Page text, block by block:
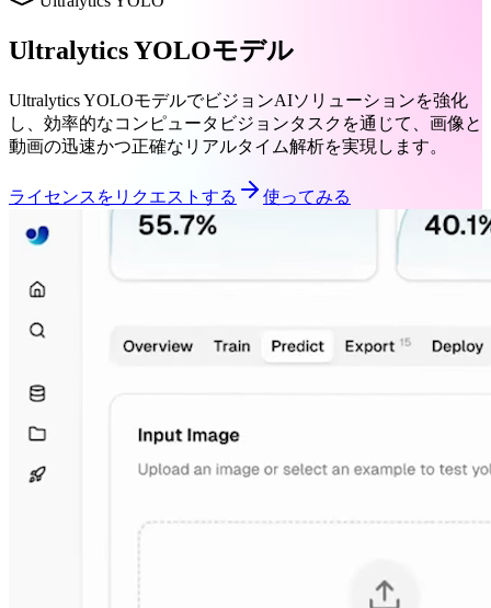
Ultralytics YOLOモデル
Ultralytics YOLOモデルでビジョンAIソリューションを強化
し、効率的なコンピュータビジョンタスクを通じて、画像と
動画の迅速かつ正確なリアルタイム解析を実現します。
ライセンスをリクエストする 使ってみる